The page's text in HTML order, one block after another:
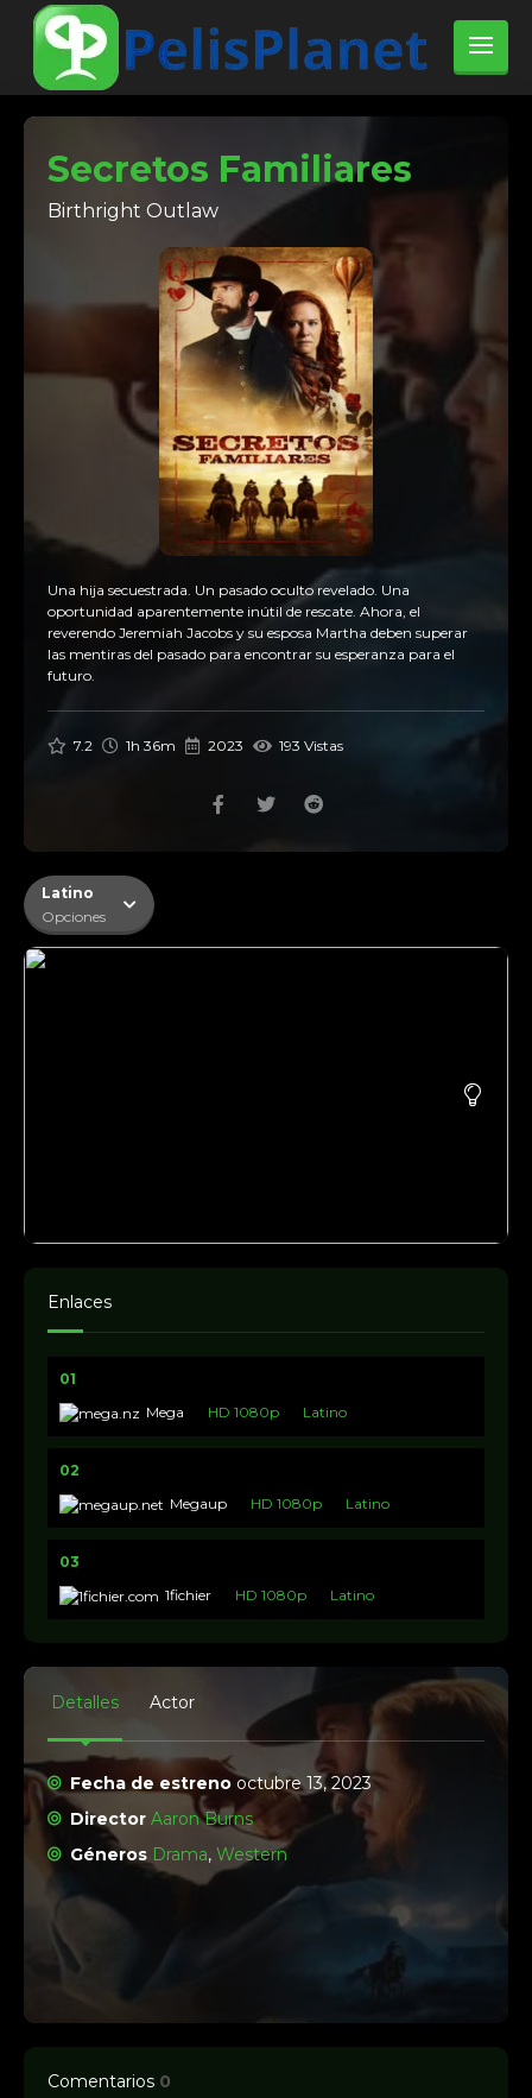
Secretos Familiares
Birthright Outlaw
Una hija secuestrada. Un pasado oculto revelado. Una
oportunidad aparentemente inútil de rescate. Ahora, el
reverendo Jeremiah Jacobs y su esposa Martha deben superar
las mentiras del pasado para encontrar su esperanza para el
futuro.
7.2 1h 36m 2023 193 Vistas
Latino
Opciones
Enlaces
01
Mega
HD 1080p Latino
02
Megaup
HD 1080p Latino
03
1fichier
HD 1080p Latino
Detalles Actor
Fecha de estreno octubre 13, 2023
Director Aaron Burns
Géneros Drama,Western
Comentarios 0